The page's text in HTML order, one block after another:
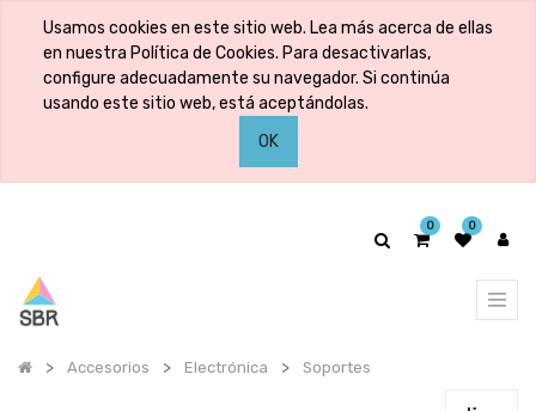
Usamos cookies en este sitio web. Lea más acerca de ellas
en nuestra Política de Cookies. Para desactivarlas,
configure adecuadamente su navegador. Si continúa
usando este sitio web, está aceptándolas.
OK
0 0
Accesorios Electrónica Soportes
Mostrar
categorías